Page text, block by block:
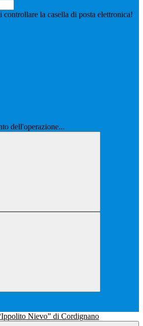
la casella di posta elettronica!
dell'operazione...